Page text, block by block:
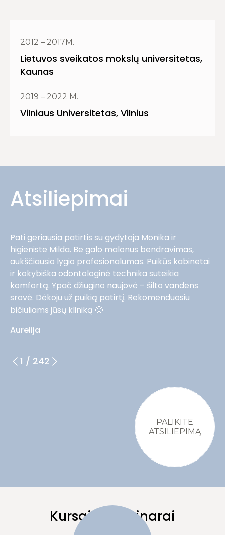
2012 – 2017M.
Lietuvos sveikatos mokslų universitetas,
Kaunas
2019 – 2022 M.
Vilniaus Universitetas, Vilnius
Atsiliepimai
Pati geriausia patirtis su gydytoja Monika ir
higieniste Milda. Be galo malonus bendravimas,
aukščiausio lygio profesionalumas. Puikūs kabinetai
ir kokybiška odontologinė technika suteikia
komfortą. Ypač džiugino naujovė – šilto vandens
srovė. Dėkoju už puikią patirtį. Rekomenduosiu
bičiuliams jūsų kliniką 🙂
Aurelija
1 / 242
PALIKITE
ATSILIEPIMĄ
Kursai ir seminarai